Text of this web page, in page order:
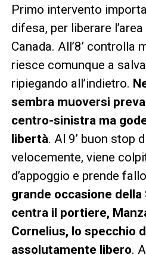
Primo intervento
difesa, per liberare
Canada. All’8’ controlla
riesce comunque a
ripiegando all’indietro.
sembra muoversi
centro-sinistra ma
libertà. Al 9’ buon stop
velocemente, viene
d’appoggio e prende
grande occasione della
centra il portiere,
Cornelius, lo specchio
assolutamente libero.